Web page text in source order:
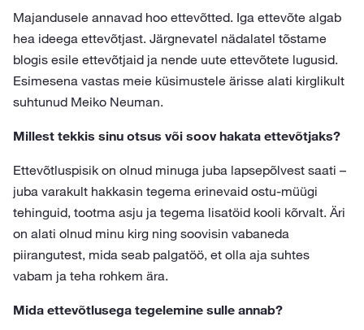
Majandusele annavad hoo ettevõtted. Iga ettevõte algab
hea ideega ettevõtjast. Järgnevatel nädalatel tõstame
blogis esile ettevõtjaid ja nende uute ettevõtete lugusid.
Esimesena vastas meie küsimustele ärisse alati kirglikult
suhtunud Meiko Neuman.
Millest tekkis sinu otsus või soov hakata ettevõtjaks?
Ettevõtluspisik on olnud minuga juba lapsepõlvest saati –
juba varakult hakkasin tegema erinevaid ostu-müügi
tehinguid, tootma asju ja tegema lisatöid kooli kõrvalt. Äri
on alati olnud minu kirg ning soovisin vabaneda
piirangutest, mida seab palgatöö, et olla aja suhtes
vabam ja teha rohkem ära.
Mida ettevõtlusega tegelemine sulle annab?